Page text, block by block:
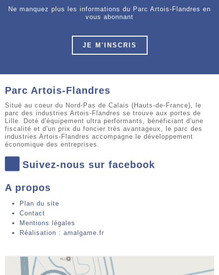
Ne manquez plus les informations du Parc Artois-Flandres en
vous abonnant
JE M'INSCRIS
Parc Artois-Flandres
Situé au coeur du Nord-Pas de Calais (Hauts-de-France), le
parc des industries Artois-Flandres se trouve aux portes de
Lille. Doté d'équipement ultra performants, bénéficiant d'une
fiscalité et d'un prix du foncier très avantageux, le parc des
industries Artois-Flandres accompagne le développement
économique des entreprises.
Suivez-nous sur facebook
A propos
Plan du site
Contact
Mentions légales
Réalisation : amalgame.fr